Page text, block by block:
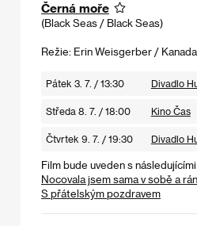
Černá moře
(Black Seas / Black Seas)
Režie: Erin Weisgerber /
Pátek 3. 7. / 13:30 Divadlo
Středa 8. 7. / 18:00 Kino Čas
Čtvrtek 9. 7. / 19:30 Divadlo
Film bude uveden s
Nocovala jsem sama v sobě a
S přátelským pozdravem